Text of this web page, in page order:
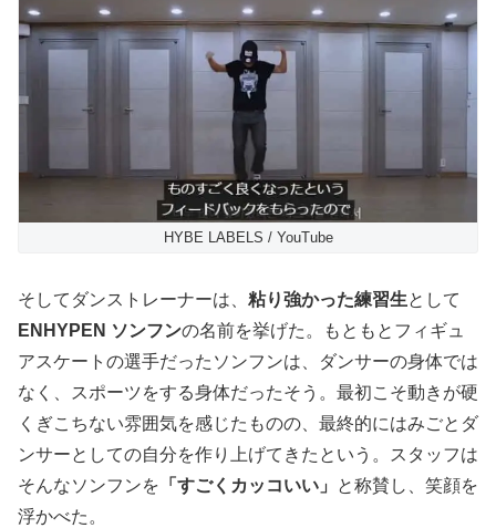
HYBE LABELS / YouTube
そしてダンストレーナーは、 粘り強かった練習生として
ENHYPEN ソンフンの名前を挙げた。もともとフィギュ
アスケートの選手だったソンフンは、ダンサーの身体では
なく、スポーツをする身体だったそう。最初こそ動きが硬
くぎこちない雰囲気を感じたものの、最終的にはみごとダ
ンサーとしての自分を作り上げてきたという。スタッフは
そんなソンフンを 「すごくカッコいい」
と称賛し、笑顔を
浮かべた。